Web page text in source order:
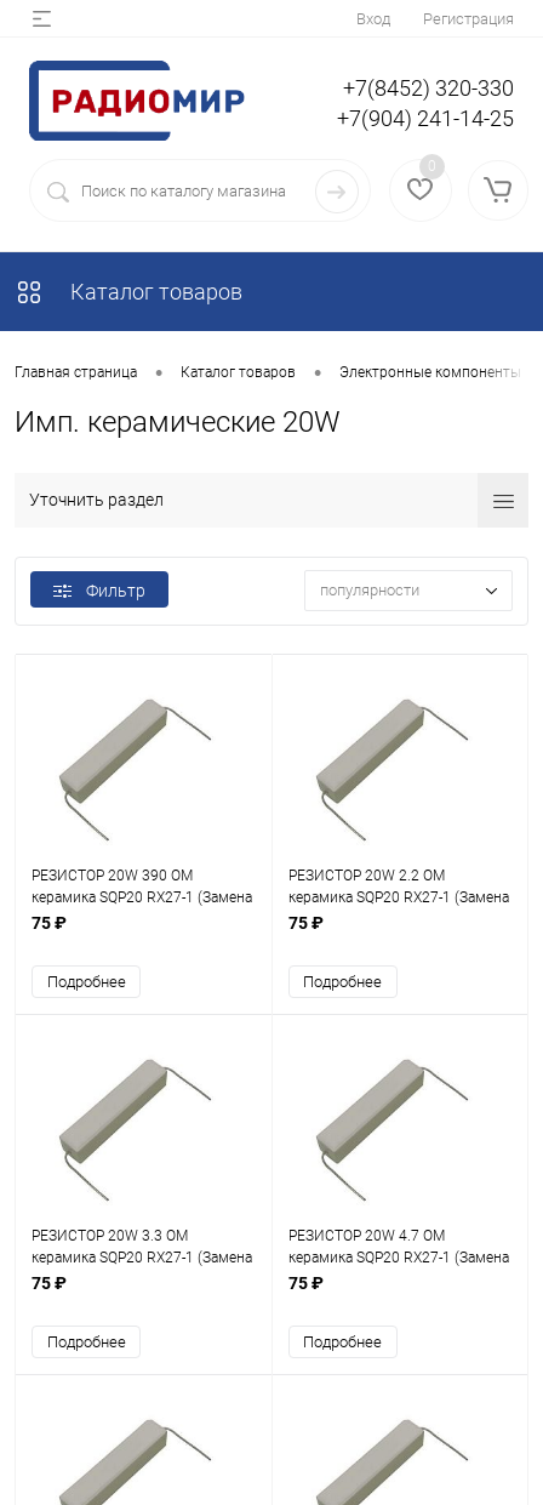
Вход Регистрация
+7(8452) 320-330
+7(904) 241-14-25
0
Каталог товаров
Главная страница • Каталог товаров • Электронные компоненты
Имп. керамические 20W
Уточнить раздел
Фильтр популярности
РЕЗИСТОР 20W 390 OM
керамика SQP20 RX27-1 (Замена
ПЭВ, С5-35, С5-37) (Размеры
75 ₽
Подробнее
РЕЗИСТОР 20W 2.2 OM
керамика SQP20 RX27-1 (Замена
ПЭВ, С5-35, С5-37) (Размеры
75 ₽
Подробнее
РЕЗИСТОР 20W 3.3 OM
керамика SQP20 RX27-1 (Замена
ПЭВ, С5-35, С5-37) (Размеры
75 ₽
Подробнее
РЕЗИСТОР 20W 4.7 OM
керамика SQP20 RX27-1 (Замена
ПЭВ, С5-35, С5-37) (Размеры
75 ₽
Подробнее